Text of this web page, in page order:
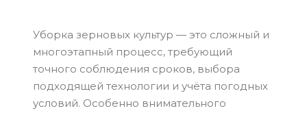
Уборка зерновых культур — это сложный и
многоэтапный процесс, требующий
точного соблюдения сроков, выбора
подходящей технологии и учёта погодных
условий. Особенно внимательного